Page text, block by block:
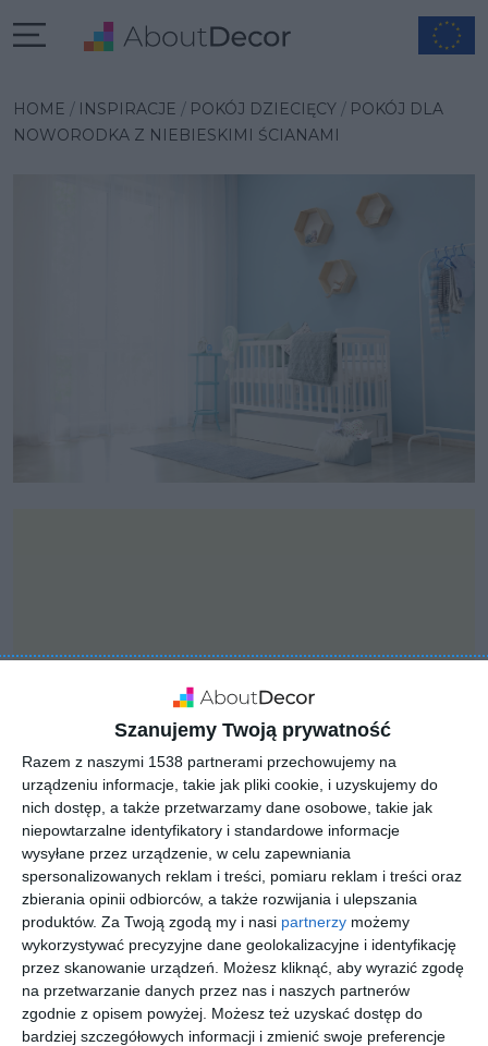
Szanujemy Twoją prywatność
Razem z naszymi 1538 partnerami przechowujemy na
urządzeniu informacje, takie jak pliki cookie, i uzyskujemy do
nich dostęp, a także przetwarzamy dane osobowe, takie jak
niepowtarzalne identyfikatory i standardowe informacje
wysyłane przez urządzenie, w celu zapewniania
spersonalizowanych reklam i treści, pomiaru reklam i treści oraz
zbierania opinii odbiorców, a także rozwijania i ulepszania
produktów. Za Twoją zgodą my i nasi partnerzy możemy
wykorzystywać precyzyjne dane geolokalizacyjne i identyfikację
przez skanowanie urządzeń. Możesz kliknąć, aby wyrazić zgodę
na przetwarzanie danych przez nas i naszych partnerów
zgodnie z opisem powyżej. Możesz też uzyskać dostęp do
bardziej szczegółowych informacji i zmienić swoje preferencje
HOME INSPIRACJE POKÓJ DZIECIĘCY
POKÓJ DLA
NOWORODKA Z NIEBIESKIMI ŚCIANAMI
INSPIRACJA
Pokój dla noworodka z
niebieskimi ścianami
Pokój dla noworodka z niebieskimi ścianami i półkami
AUTOR: Redakcja AboutDecor